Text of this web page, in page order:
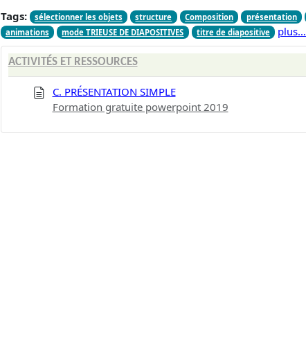
Tags: sélectionner les objets structure Composition présentation
animations
mode TRIEUSE DE DIAPOSITIVES titre de diapositive plus…
ACTIVITÉS ET RESSOURCES
C. PRÉSENTATION SIMPLE
Formation gratuite powerpoint 2019